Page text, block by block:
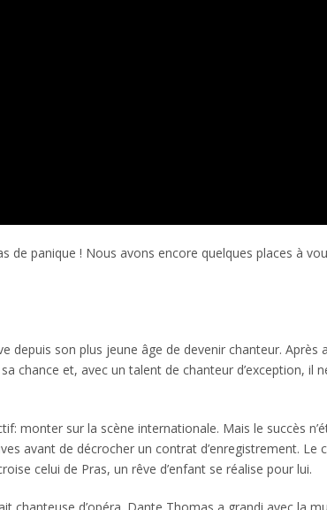
de panique ! Nous avons encore quelques places à
depuis son plus jeune âge de devenir chanteur. Après
chance et, avec un talent de chanteur d’exception, il
monter sur la scène internationale. Mais le succès
avant de décrocher un contrat d’enregistrement. Le
celui de Pras, un rêve d’enfant se réalise pour lui.
chanteuse d’opéra. Dante Thomas a grandi avec la